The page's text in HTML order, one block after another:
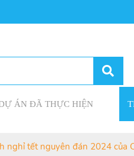
ÁN ĐÃ THỰC HIỆN
nghỉ tết nguyên đán 2024 của